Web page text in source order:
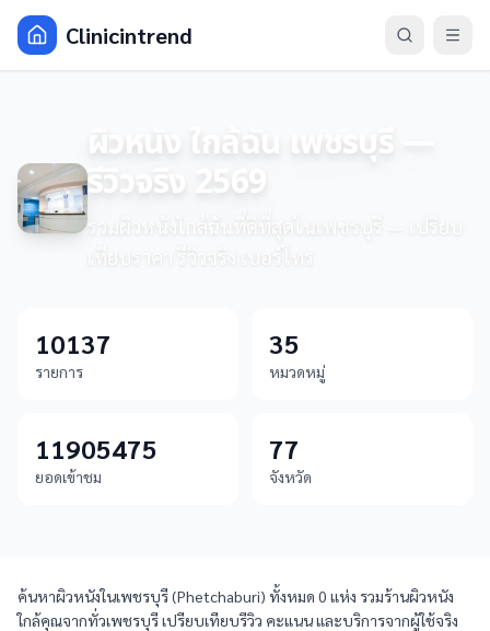
Clinicintrend
ผิวหนัง ใกล้ฉัน เพชรบุรี —
รีวิวจริง 2569
รวมผิวหนังใกล้ฉันที่ดีที่สุดในเพชรบุรี — เปรียบ
เทียบราคา รีวิวจริง เบอร์โทร
10137
รายการ
35
หมวดหมู่
11905475
ยอดเข้าชม
77
จังหวัด
ค้นหาผิวหนังในเพชรบุรี (Phetchaburi) ทั้งหมด 0 แห่ง รวมร้านผิวหนัง
ใกล้คุณจากทั่วเพชรบุรี เปรียบเทียบรีวิว คะแนน และบริการจากผู้ใช้จริง